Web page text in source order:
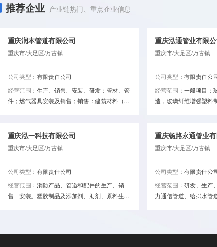
推荐企业 产业链热门、重点企业信息
重庆润本管道有限公司
重庆市/大足区/万古镇
公司类型： 有限责任公司
经营范围： 生产、销售、安装、研发：管材、管
件；燃气器具安装及销售；销售：建筑材料（不
（不含电子出版物）；计算机软硬件开发及销
询。（须经审批的经营项目，取得审批后方可从
重庆泓通管业有限
重庆市/大足区/万古镇
公司类型： 有限责任公
经营范围： 一般项目：
造，玻璃纤维增强塑料
销售，五金产品制造，
复合材料制造，建筑
经批准的项目外，凭营
活动）
重庆泓一科技有限公司
重庆市/大足区/万古镇
公司类型： 有限责任公司
经营范围： 消防产品、管道和配件的生产、销
售、安装。塑胶制品及添加剂、助剂、原料生产
重庆畅路永通管业
重庆市/大足区/万古镇
公司类型： 有限责任公
经营范围： 研发、生产
力通信管道、给排水管